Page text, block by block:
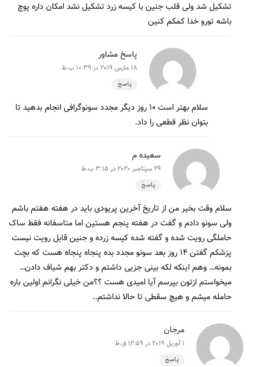
تشکیل شد ولی قلب جنین با کیسه زرد تشکیل نشد امکان داره پوچ
باشه تورو خدا کمکم کنین
پاسخ مشاور
18 مارس 2019 در 10:39 ب.ظ
پاسخ
سلام بهتر است ۱۰ روز دیگر مجدد سونوگرافی انجام بدهید تا
بتوان نظر قطعی را داد.
سعیده م
29 سپتامبر 2020 در 3:15 ب.ظ
پاسخ
سلام وقت بخیر من از تاریخ آخرین پریودی باید در هفته هفتم باشم
ولی سونو دادم و گفت در هفته پنجم هستین اما متاسفانه فقط ساک
حاملگی رویت شده و گفته شده کیسه زرده و جنین قابل رویت نیست
پزشکم گفتن ۱۴ روز بعد سونو مجدد بده پنجاه پنجاه هست که بچت
بمونه… وهم اینکه لکه بینی جزیی داشتم و دکتر بهم شیاف دادن…
میخواستم ازتون بپرسم آیا امیدی هست ؟؟من خیلی نگرانم اولین باره
حامله میشم و هیچ سقطی تا حالا نداشتم..
مرجان
1 آوریل 2019 در 12:59 ق.ظ
پاسخ